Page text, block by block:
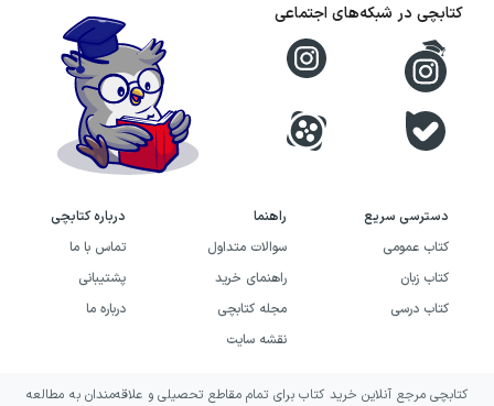
دسترسی سریع
کتاب عمومی
کتاب زبان
کتاب درسی
راهنما
سوالات متداول
راهنمای خرید
مجله کتابچی
نقشه سایت
درباره کتابچی
تماس با ما
پشتیبانی
درباره ما
کتابچی در شبکه‌های اجتماعی
کتابچی مرجع آنلاین خرید کتاب برای تمام مقاطع تحصیلی و علاقه‌مندان به مطالعه